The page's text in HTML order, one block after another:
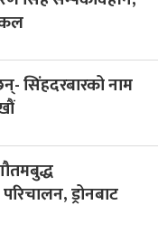
सिंहदरबारको नाम
ड्रोनबाट